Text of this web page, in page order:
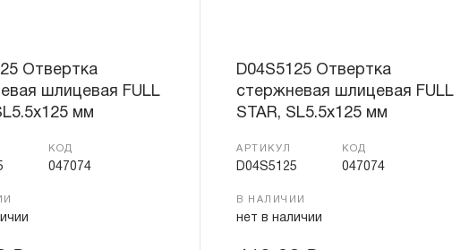
3.4.2 На измерительный и диагностический
манометры, компрессометры, тестеры, рулетки,
ограниченный срок гарантии в ДВЕНАДЦАТЬ
зависит от интенсивности эксплуатации данного
Отвертка
шлицевая FULL
мм
КОД
047074
D04S5125 Отвертка
стержневая шлицевая FULL
STAR, SL5.5х125 мм
АРТИКУЛ
D04S5125
КОД
047074
В НАЛИЧИИ
нет в наличии